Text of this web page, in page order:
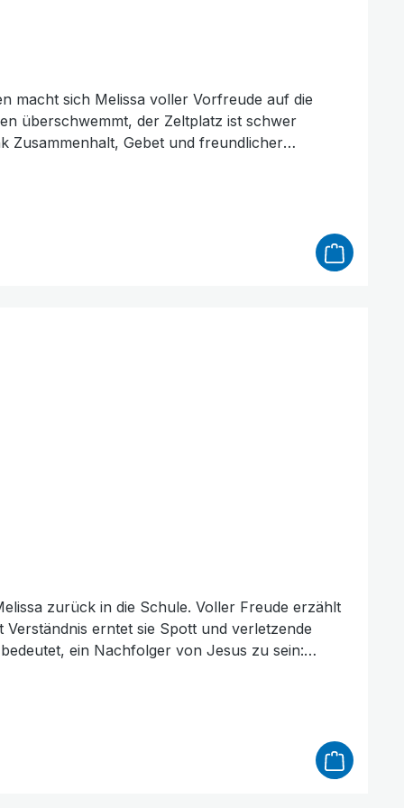
macht sich Melissa voller Vorfreude auf die
überschwemmt, der Zeltplatz ist schwer
– so wird aus einer schwierigen Wanderung
erntet sie Spott und verletzende
klar: Das Evangelium ist ein Geschenk, das